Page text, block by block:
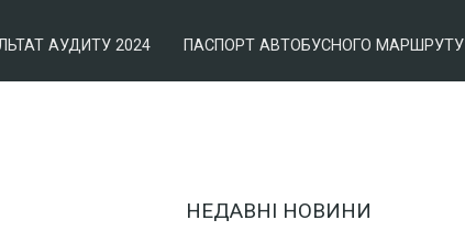
АУДИТУ 2024 ПАСПОРТ АВТОБУСНОГО МАРШРУТУ
НЕДАВНІ НОВИНИ